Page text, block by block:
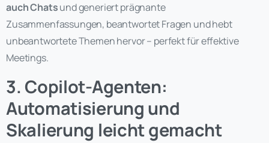
auch Chatsund generiert prägnante
Zusammenfassungen, beantwortet Fragen und hebt
unbeantwortete Themen hervor – perfekt für effektive
Meetings.
3. Copilot-Agenten:
Automatisierung und
Skalierung leicht gemacht